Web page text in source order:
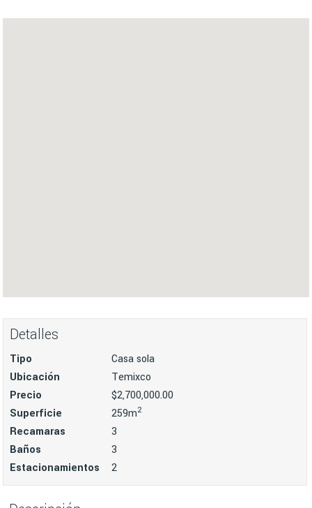
Detalles
Tipo
Casa sola
Ubicación
Temixco
Precio
$2,700,000.00
Superficie
259m2
Recamaras
3
Baños
3
Estacionamientos
2